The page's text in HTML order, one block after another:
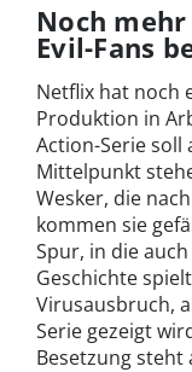
Noch
Evil-Fans
Netflix hat noch
Produktion in
Action-Serie soll
Mittelpunkt
Wesker, die
kommen sie
Spur, in die
Geschichte
Virusausbruch,
Serie gezeigt
Besetzung steht